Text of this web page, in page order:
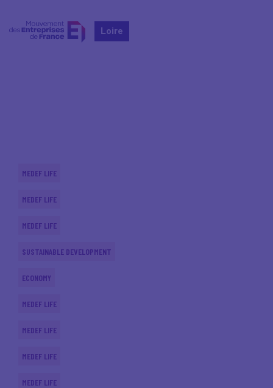
Loire
MEDEF LIFE
MEDEF LIFE
MEDEF LIFE
SUSTAINABLE DEVELOPMENT
ECONOMY
MEDEF LIFE
MEDEF LIFE
MEDEF LIFE
MEDEF LIFE